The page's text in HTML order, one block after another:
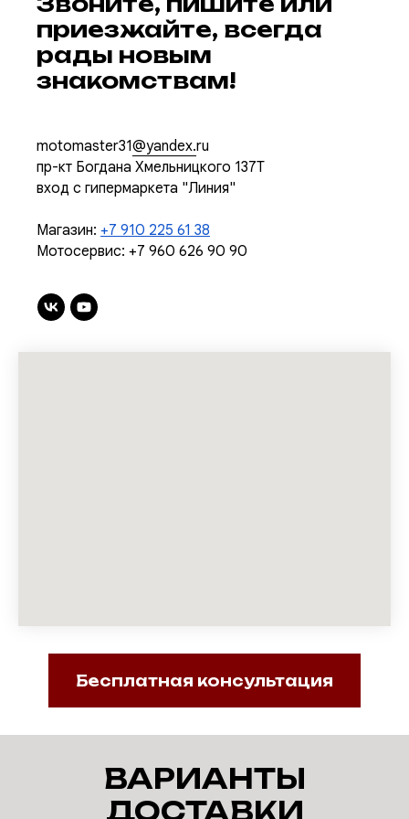
приезжайте, всегда
рады новым
знакомствам!
motomaster31@yandex.ru
пр-кт Богдана Хмельницкого 137Т
вход с гипермаркета "Линия"
Магазин: +7 910 225 61 38
Мотосервис: +7 960 626 90 90
Бесплатная консультация
ВАРИАНТЫ
ДОСТАВКИ